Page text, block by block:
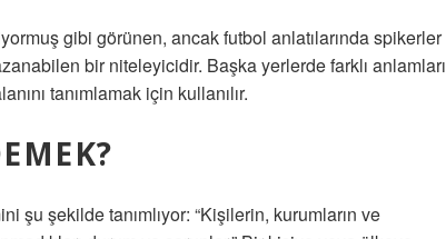
gibi görünen, ancak futbol anlatılarında spikerler
bir niteleyicidir. Başka yerlerde farklı anlamları
tanımlamak için kullanılır.
şu şekilde tanımlıyor: “Kişilerin, kurumların ve